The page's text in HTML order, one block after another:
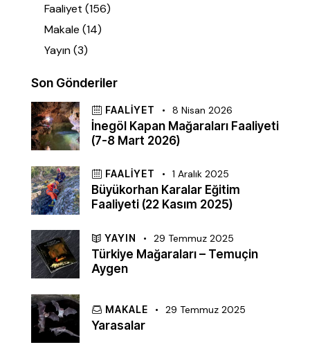
Faaliyet (156)
Makale (14)
Yayın(3)
Son Gönderiler
FAALIYET 8 Nisan 2026
İnegöl Kapan Mağaraları Faaliyeti
(7-8 Mart 2026)
FAALIYET 1 Aralık 2025
Büyükorhan Karalar Eğitim
Faaliyeti (22 Kasım 2025)
YAYIN 29 Temmuz 2025
Türkiye Mağaraları – Temuçin
Aygen
MAKALE 29 Temmuz 2025
Yarasalar